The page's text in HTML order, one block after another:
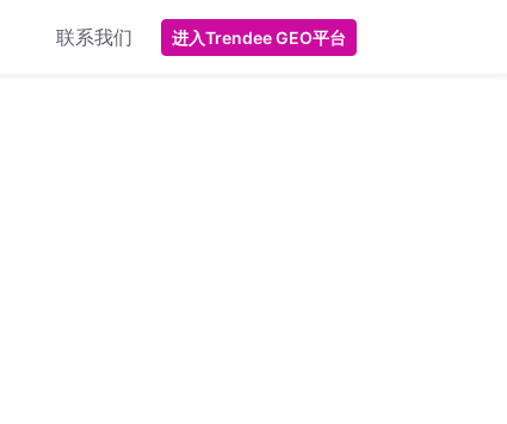
联系我们 进入Trendee GEO平台